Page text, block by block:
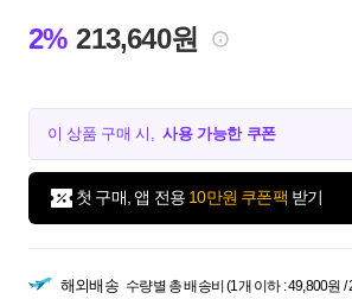
2% 213,640원
이 상품 구매 시,사용 가능한 쿠폰
첫 구매, 앱 전용 10만원 쿠폰팩 받기
해외배송 수량별 총 배송비 (1개 이하 : 49,800원 /